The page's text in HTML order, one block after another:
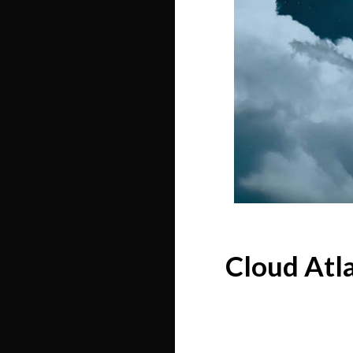
Cloud